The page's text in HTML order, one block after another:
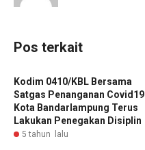
Pos terkait
Kodim 0410/KBL Bersama
Satgas Penanganan Covid19
Kota Bandarlampung Terus
Lakukan Penegakan Disiplin
5 tahun lalu